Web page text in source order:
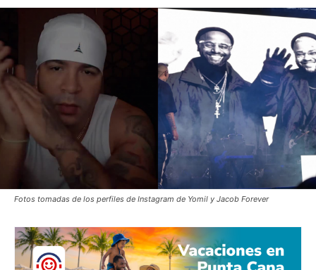
Fotos tomadas de los perfiles de Instagram de Yomil y Jacob Forever